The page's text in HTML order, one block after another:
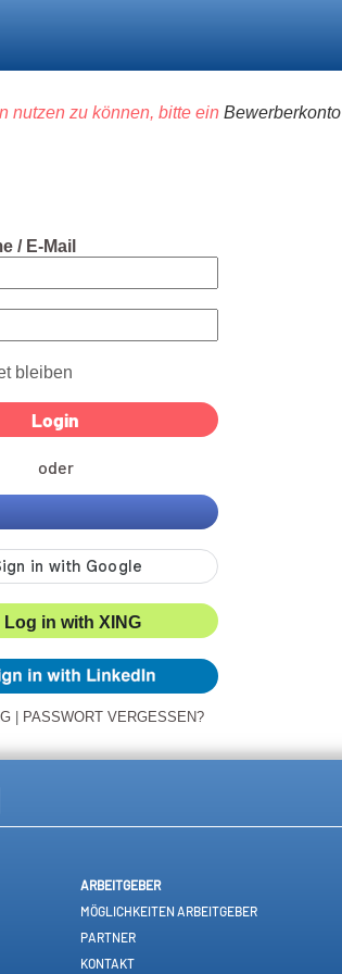
nutzen zu können, bitte ein Bewerberkonto
/ E-Mail
bleiben
oder
Log in with XING
PASSWORT VERGESSEN?
ARBEITGEBER
MÖGLICHKEITEN ARBEITGEBER
PARTNER
KONTAKT